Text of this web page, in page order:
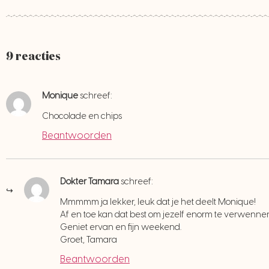
9 reacties
Monique schreef:
Chocolade en chips
Beantwoorden
Dokter Tamara schreef:
Mmmmm ja lekker, leuk dat je het deelt Monique!
Af en toe kan dat best om jezelf enorm te
Geniet ervan en fijn weekend.
Groet, Tamara
Beantwoorden